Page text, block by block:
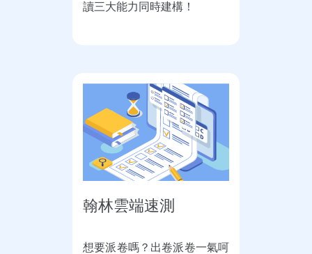
讀三大能力同時建構！
翰林雲端速測
想要派卷嗎？出卷派卷一氣呵